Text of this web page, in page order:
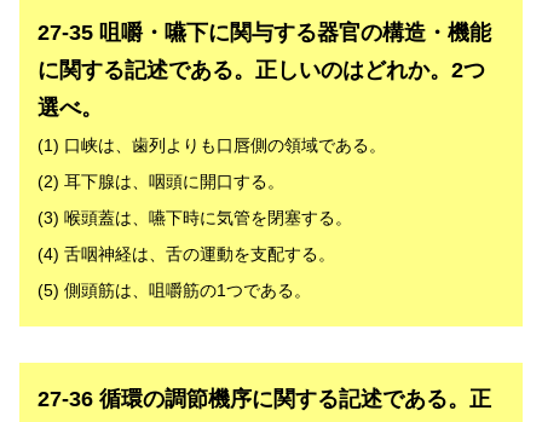
27-35 咀嚼・嚥下に関与する器官の構造・機能
に関する記述である。正しいのはどれか。2つ
選べ。
(1) 口峡は、歯列よりも口唇側の領域である。
(2) 耳下腺は、咽頭に開口する。
(3) 喉頭蓋は、嚥下時に気管を閉塞する。
(4) 舌咽神経は、舌の運動を支配する。
(5) 側頭筋は、咀嚼筋の1つである。
解答
27-36 循環の調節機序に関する記述である。正